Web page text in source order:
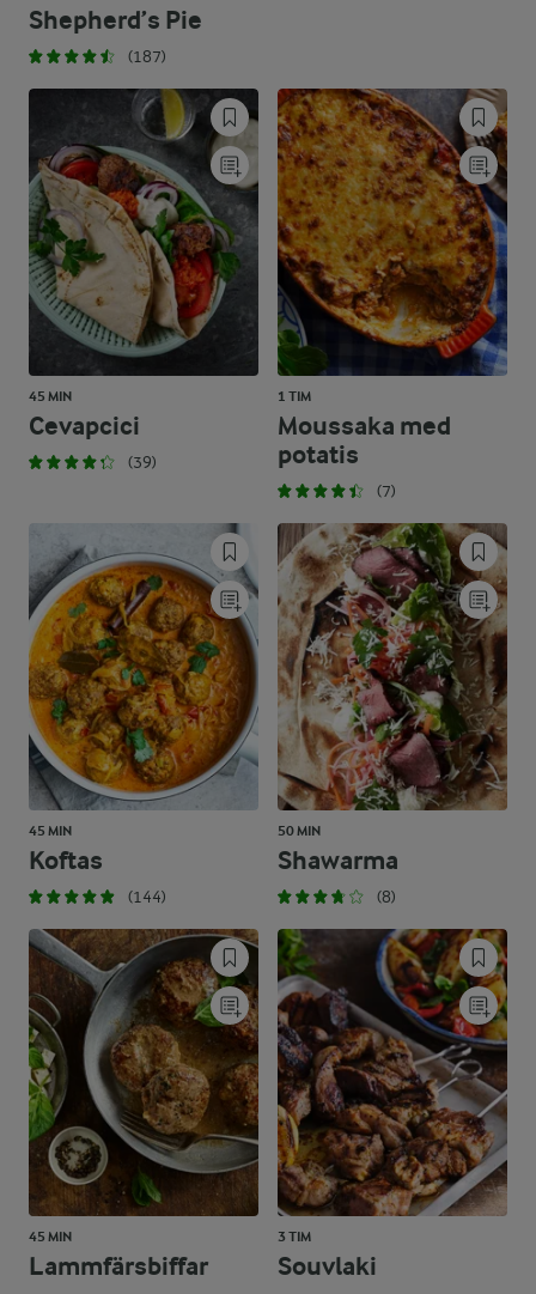
Shepherd’s Pie
(187)
45 MIN
Cevapcici
(39)
1 TIM
Moussaka med
potatis
(7)
45 MIN
Koftas
(144)
50 MIN
Shawarma
(8)
45 MIN
Lammfärsbiffar
3 TIM
Souvlaki